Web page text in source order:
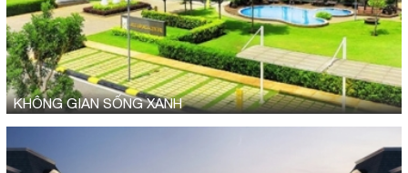
KHÔNG GIAN SỐNG XANH